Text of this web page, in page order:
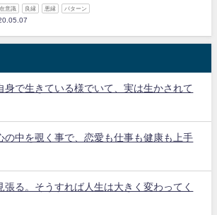
意識 良縁 悪縁 パターン
身で生きている様でいて、実は生かされて
の中を覗く事で、恋愛も仕事も健康も上手
張る。そうすれば人生は大きく変わってく